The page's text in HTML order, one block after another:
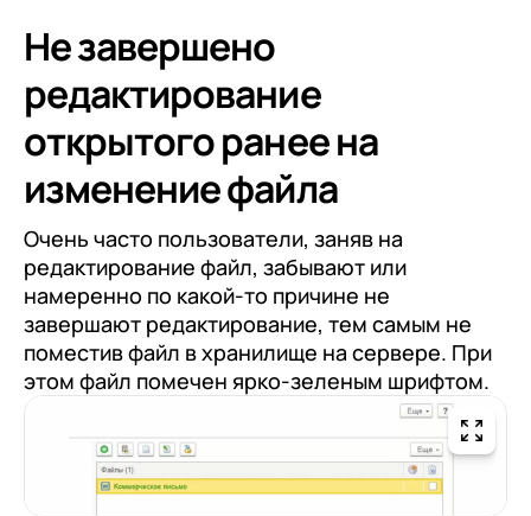
Не завершено
редактирование
открытого ранее на
изменение файла
Очень часто пользователи, заняв на
редактирование файл, забывают или
намеренно по какой-то причине не
завершают редактирование, тем самым не
поместив файл в хранилище на сервере. При
этом файл помечен ярко-зеленым шрифтом.